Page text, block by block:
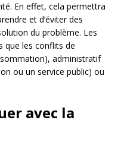
En effet, cela permettra
et d’éviter des
du problème. Les
que les conflits de
administratif
ou un service public) ou
avec la